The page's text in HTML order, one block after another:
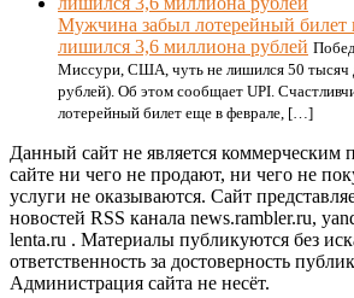
Мужчина забыл лотерейный билет
лишился 3,6 миллиона рублей
Миссури, США, чуть не лишился 50 тысяч
рублей). Об этом сообщает UPI.
лотерейный билет еще в феврале, […]
Данный сайт не является коммерческим
сайте ни чего не продают, ни чего не
услуги не оказываются. Сайт
новостей RSS канала news.rambler.ru,
lenta.ru . Материалы публикуются без
ответственность за достоверность
Администрация сайта не несёт.